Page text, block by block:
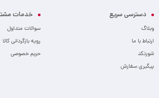
دسترسی سریع
وبلاگ
ارتباط با ما
شورتکد
پیگیری سفارش
خدمات
سوالات متداول
رویه بازگردانی کالا
حریم خصوصی